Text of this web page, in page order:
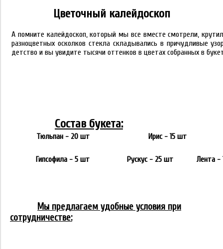
Цветочный калейдоскоп
А помните калейдоскоп, который мы все вместе смотрели,
разноцветных осколков стекла складывались в причудливые
детство и вы увидите тысячи оттенков в цветах собранных в
Состав букета:
Тюльпан - 20 шт Ирис - 15 шт
Гипсофила - 5 шт Рускус - 25 шт Лента -
Мы предлагаем удобные условия при
сотрудничестве: